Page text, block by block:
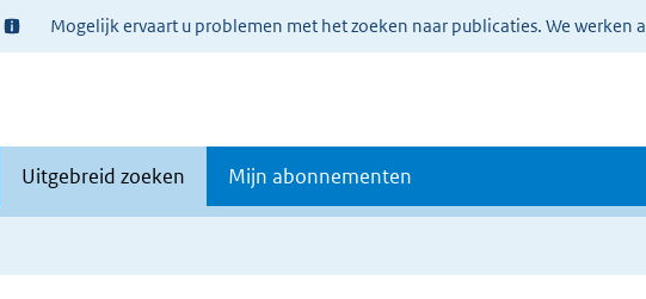
Ter
informatie:
Mogelijk ervaart u problemen met het zoeken naar publicaties. We werken
Uitgebreid zoeken Mijn abonnementen